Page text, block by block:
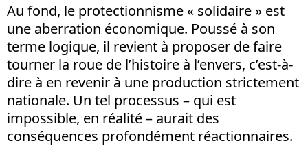
Au fond, le protectionnisme « solidaire » est
une aberration économique. Poussé à son
terme logique, il revient à proposer de faire
tourner la roue de l’histoire à l’envers, c’est-à-
dire à en revenir à une production strictement
nationale. Un tel processus – qui est
impossible, en réalité – aurait des
conséquences profondément réactionnaires.